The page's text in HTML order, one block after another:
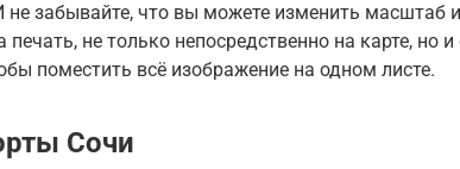
не забывайте, что вы можете изменить масштаб
печать, не только непосредственно на карте,
поместить всё изображение на одном листе.
Сочи